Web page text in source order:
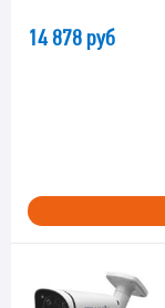
14 878 руб